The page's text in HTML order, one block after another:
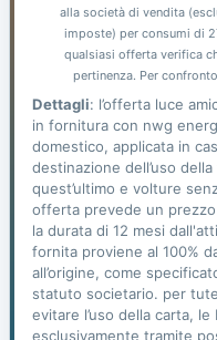
alla società di vendita
imposte) per consumi di
qualsiasi offerta verifica
pertinenza. Per
Dettagli: l’offerta luce
in fornitura con nwg
domestico, applicata in
destinazione dell’uso
quest’ultimo e volture
offerta prevede un
la durata di 12 mesi
fornita proviene al 100%
all’origine, come
statuto societario. per
evitare l’uso della carta,
esclusivamente tramite